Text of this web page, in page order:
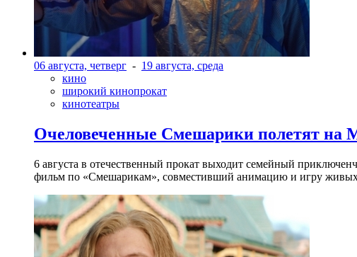
06 августа, четверг - 19 августа, среда
кино
широкий кинопрокат
кинотеатры
Очеловеченные Смешарики полетят на
6 августа в отечественный прокат выходит семейный
фильм по «Смешарикам», совместивший анимацию и игру живых